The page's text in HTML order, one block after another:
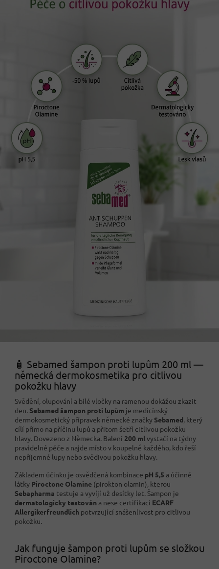
🧴 Sebamed šampon proti lupům 200 ml —
německá dermokosmetika pro citlivou
pokožku hlavy
Svědění, olupování a bílé vločky na ramenou dokážou zkazit
den. Sebamed šampon proti lupům je medicínský
dermokosmetický přípravek německé značky Sebamed, který
cílí přímo na příčinu lupů a přitom šetří citlivou pokožku
hlavy. Dovezeno z Německa. Balení 200 mlvystačí na týdny
pravidelné péče a najde místo v koupelně každého, kdo řeší
nepříjemné lupy nebo svědivou pokožku hlavy.
Základem účinku je osvědčená kombinace pH 5,5 a účinné
látky Piroctone Olamine (pirokton olamin), kterou
Sebapharma testuje a vyvíjí už desítky let. Šampon je
dermatologicky testován a nese certifikaci ECARF
Allergikerfreundlich potvrzující snášenlivost pro citlivou
pokožku.
Jak funguje šampon proti lupům se složkou
Piroctone Olamine?